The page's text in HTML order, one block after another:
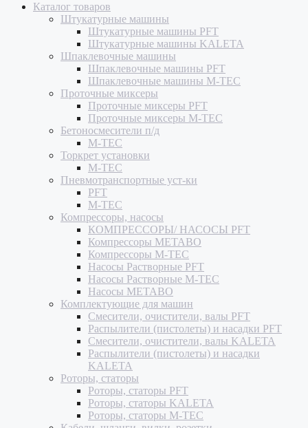
Каталог товаров
Штукатурные машины
Штукатурные машины PFT
Штукатурные машины KALETA
Шпаклевочные машины
Шпаклевочные машины PFT
Шпаклевочные машины M-TEC
Проточные миксеры
Проточные миксеры PFT
Проточные миксеры M-TEC
Бетоносмесители п/д
M-TEC
Торкрет установки
M-TEC
Пневмотранспортные уст-ки
PFT
M-TEC
Компрессоры, насосы
КОМПРЕССОРЫ/ НАСОСЫ PFT
Компрессоры METABO
Компрессоры M-TEC
Насосы Растворные PFT
Насосы Растворные M-TEC
Насосы METABO
Комплектующие для машин
Смесители, очистители, валы PFT
Распылители (пистолеты) и насадки PFT
Смесители, очистители, валы KALETA
Распылители (пистолеты) и насадки
KALETA
Роторы, статоры
Роторы, статоры PFT
Роторы, статоры KALETA
Роторы, статоры M-TEC